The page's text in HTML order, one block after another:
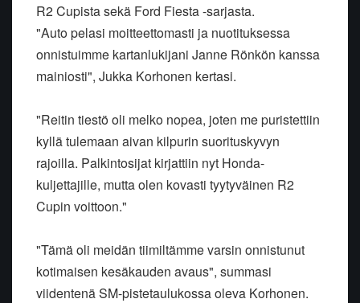
R2 Cupista sekä Ford Fiesta -sarjasta.
"Auto pelasi moitteettomasti ja nuotituksessa
onnistuimme kartanlukijani Janne Rönkön kanssa
mainiosti", Jukka Korhonen kertasi.
"Reitin tiestö oli melko nopea, joten me puristettiin
kyllä tulemaan aivan kilpurin suorituskyvyn
rajoilla. Palkintosijat kirjattiin nyt Honda-
kuljettajille, mutta olen kovasti tyytyväinen R2
Cupin voittoon."
"Tämä oli meidän tiimiltämme varsin onnistunut
kotimaisen kesäkauden avaus", summasi
viidentenä SM-pistetaulukossa oleva Korhonen.